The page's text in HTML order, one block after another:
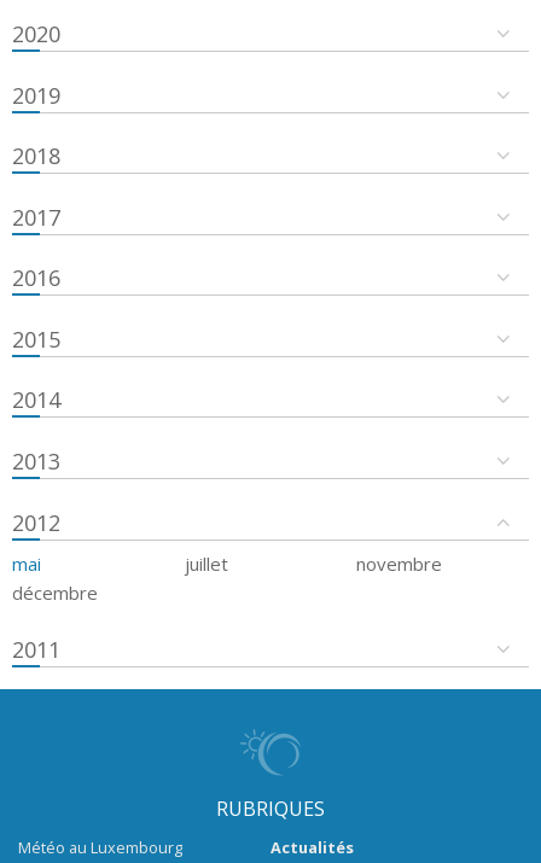
2020
2019
2018
2017
2016
2015
2014
2013
2012
mai juillet
novembre
décembre
2011
RUBRIQUES
Météo au Luxembourg
Actualités